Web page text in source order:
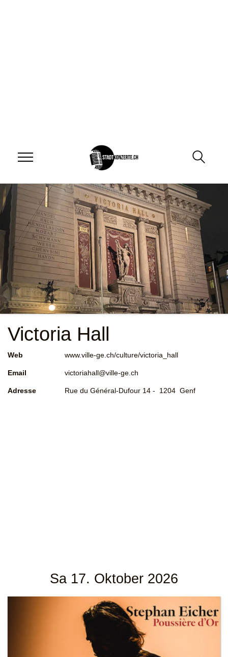
Victoria Hall
Web www.ville-ge.ch/culture/victoria_hall
Email victoriahall@ville-ge.ch
Adresse Rue du Général-Dufour 14 - 1204 Genf
Sa 17. Oktober 2026